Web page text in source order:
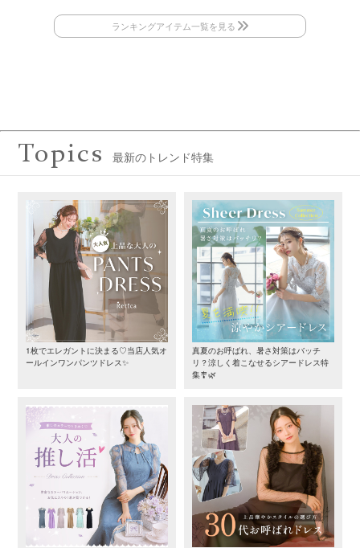
Topics 最新のトレンド特集
1枚でエレガントに決まる♡当店人気オ
ールインワンパンツドレス✨
真夏のお呼ばれ、暑さ対策はバッチ
リ？涼しく着こなせるシアードレス特
集🎐🌿